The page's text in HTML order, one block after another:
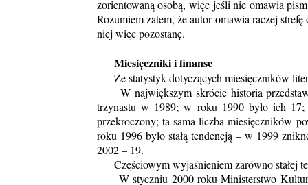
zorientowaną osobą, więc jeśli nie omawia
Rozumiem zatem, że autor omawia raczej
niej więc pozostanę.
Miesięczniki i finanse
Ze statystyk dotyczących miesięczników
W największym skrócie historia
trzynastu w 1989; w roku 1990 było ich 17;
przekroczony; ta sama liczba miesięczników
roku 1996 było stałą tendencją – w 1999
2002 – 19.
Częściowym wyjaśnieniem zarówno stałej
W styczniu 2000 roku Ministerstwo Kultury